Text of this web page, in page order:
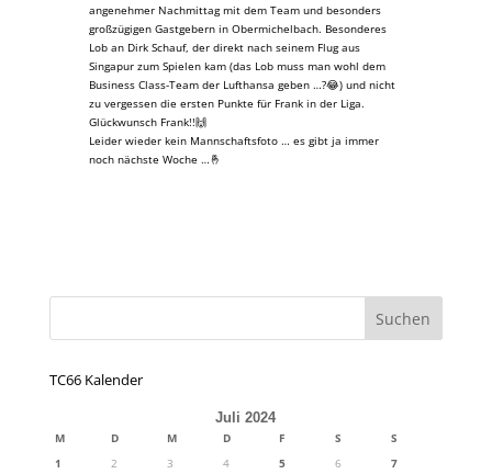
angenehmer Nachmittag mit dem Team und besonders
großzügigen Gastgebern in Obermichelbach. Besonderes
Lob an Dirk Schauf, der direkt nach seinem Flug aus
Singapur zum Spielen kam (das Lob muss man wohl dem
Business Class-Team der Lufthansa geben …?😂) und nicht
zu vergessen die ersten Punkte für Frank in der Liga.
Glückwunsch Frank!!🙌
Leider wieder kein Mannschaftsfoto … es gibt ja immer
noch nächste Woche …🤞
TC66 Kalender
Juli 2024
M D M D F S
S
1
2 3 4 5 6
7